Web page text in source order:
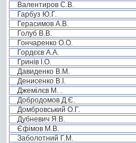
Валентиров С.В.
Гарбуз Ю.Г.
Герасимов А.В.
Голуб В.В.
Гончаренко О.О.
Гордєєв А.А.
Гринів І.О.
Давиденко В.М.
Денисенко В.І.
Джемілєв М. .
Добродомов Д.Є.
Домбровський О.Г.
Дубневич Я.В.
Єфімов М.В.
Заболотний Г.М.